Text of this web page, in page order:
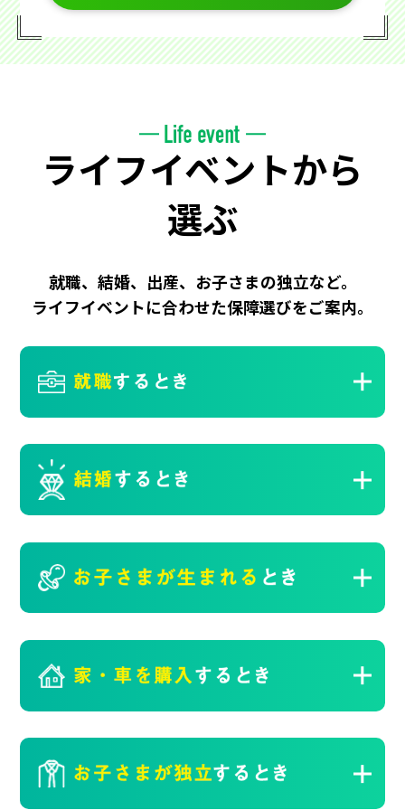
ライフイベントから
選ぶ
就職、結婚、出産、お子さまの独立など。
ライフイベントに合わせた保障選びをご案内。